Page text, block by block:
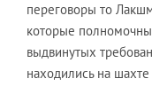
переговоры то
которые
выдвинутых
находились на шахте